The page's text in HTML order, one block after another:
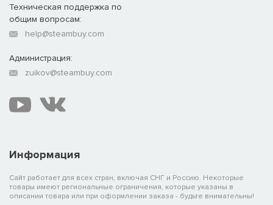
Информация
Сайт работает для всех стран, включая СНГ и Россию. Некоторые
товары имеют региональные ограничения, которые указаны в
описании товара или при оформлении заказа - будьте внимательны!
Техническая поддержка по
общим вопросам:
help@steambuy.com
Администрация:
zuikov@steambuy.com